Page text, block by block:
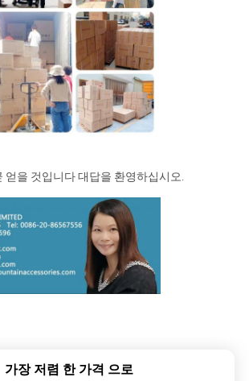
얻을 것입니다 대답을 환영하십시오.
가장 저렴 한 가격 으로